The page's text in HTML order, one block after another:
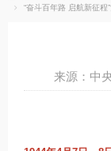
“奋斗百年路 启航新征程
来源：中